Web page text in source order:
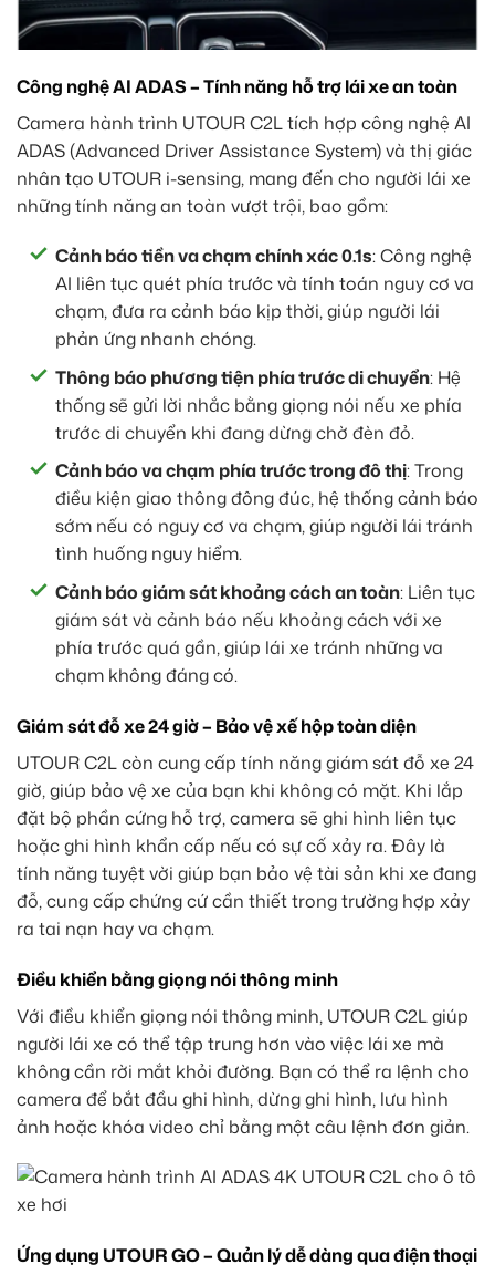
Công nghệ AI ADAS – Tính năng hỗ trợ lái xe an toàn
Camera hành trình UTOUR C2L tích hợp công nghệ AI
ADAS (Advanced Driver Assistance System) và thị giác
nhân tạo UTOUR i-sensing, mang đến cho người lái xe
những tính năng an toàn vượt trội, bao gồm:
Cảnh báo tiền va chạm chính xác 0.1s: Công nghệ
AI liên tục quét phía trước và tính toán nguy cơ va
chạm, đưa ra cảnh báo kịp thời, giúp người lái
phản ứng nhanh chóng.
Thông báo phương tiện phía trước di chuyển: Hệ
thống sẽ gửi lời nhắc bằng giọng nói nếu xe phía
trước di chuyển khi đang dừng chờ đèn đỏ.
Cảnh báo va chạm phía trước trong đô thị: Trong
điều kiện giao thông đông đúc, hệ thống cảnh báo
sớm nếu có nguy cơ va chạm, giúp người lái tránh
tình huống nguy hiểm.
Cảnh báo giám sát khoảng cách an toàn: Liên tục
giám sát và cảnh báo nếu khoảng cách với xe
phía trước quá gần, giúp lái xe tránh những va
chạm không đáng có.
Giám sát đỗ xe 24 giờ – Bảo vệ xế hộp toàn diện
UTOUR C2L còn cung cấp tính năng giám sát đỗ xe 24
giờ, giúp bảo vệ xe của bạn khi không có mặt. Khi lắp
đặt bộ phần cứng hỗ trợ, camera sẽ ghi hình liên tục
hoặc ghi hình khẩn cấp nếu có sự cố xảy ra. Đây là
tính năng tuyệt vời giúp bạn bảo vệ tài sản khi xe đang
đỗ, cung cấp chứng cứ cần thiết trong trường hợp xảy
ra tai nạn hay va chạm.
Điều khiển bằng giọng nói thông minh
Với điều khiển giọng nói thông minh, UTOUR C2L giúp
người lái xe có thể tập trung hơn vào việc lái xe mà
không cần rời mắt khỏi đường. Bạn có thể ra lệnh cho
camera để bắt đầu ghi hình, dừng ghi hình, lưu hình
ảnh hoặc khóa video chỉ bằng một câu lệnh đơn giản.
Ứng dụng UTOUR GO – Quản lý dễ dàng qua điện thoại